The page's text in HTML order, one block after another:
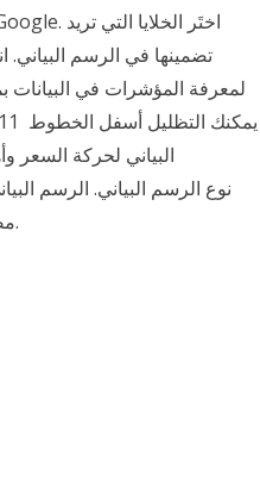
تضمينها في الرسم
لمعرفة المؤشرات في البيانات
البياني لحركة
مصارف محلية. مصرف قطر الإسلامي (قطر). البنك التجاري القطري (قطر).